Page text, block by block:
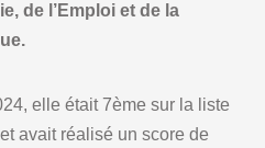
de l’Emploi et de la
elle était 7ème sur la liste
avait réalisé un score de